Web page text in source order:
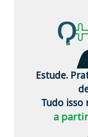
Estude.
Tudo isso
a